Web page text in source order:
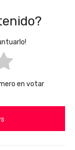
en votar